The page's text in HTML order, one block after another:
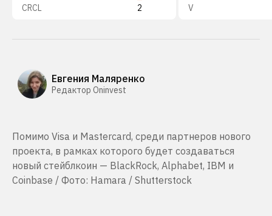
CRCL 2 V
Евгения Маляренко
Редактор Oninvest
Помимо Visa и Mastercard, среди партнеров нового
проекта, в рамках которого будет создаваться
новый стейблкоин — BlackRock, Alphabet, IBM и
Coinbase / Фото: Hamara / Shutterstock